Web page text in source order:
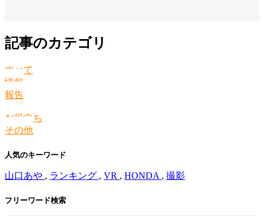
記事のカテゴリ
すべて
情報
報告
お役立ち
その他
人気のキーワード
山口あや , ランキング , VR , HONDA , 撮影
フリーワード検索